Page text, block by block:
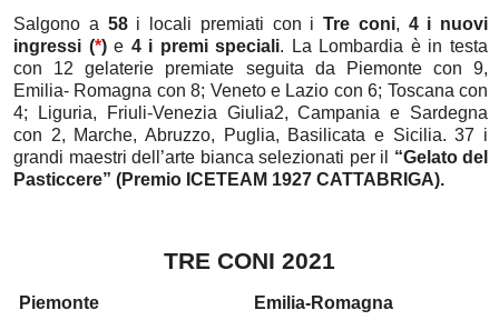
Salgono a 58i locali premiati con i Tre coni, 4 i nuovi
ingressi (*)e 4 i premi speciali. La Lombardia è in testa
con 12 gelaterie premiate seguita da Piemonte con 9,
Emilia- Romagna con 8; Veneto e Lazio con 6; Toscana con
4; Liguria, Friuli-Venezia Giulia2, Campania e Sardegna
con 2, Marche, Abruzzo, Puglia, Basilicata e Sicilia. 37 i
grandi maestri dell’arte bianca selezionati per il “Gelato del
Pasticcere” (Premio ICETEAM 1927 CATTABRIGA).
TRE CONI 2021
Piemonte
Emilia-Romagna